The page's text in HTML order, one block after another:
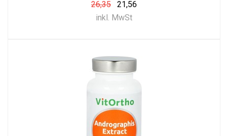
26,35
21,56
inkl. MwSt